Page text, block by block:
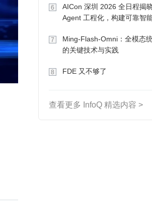
6
AICon 深圳 2026 全日程揭
Agent 工程化，构建可靠智
7
Ming-Flash-Omni：全模态
的关键技术与实践
8 FDE 又不够了
查看更多 InfoQ 精选内容 >